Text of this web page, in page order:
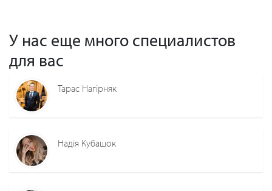
У нас еще много специалистов
для вас
Тарас Нагірняк
Надія Кубашок